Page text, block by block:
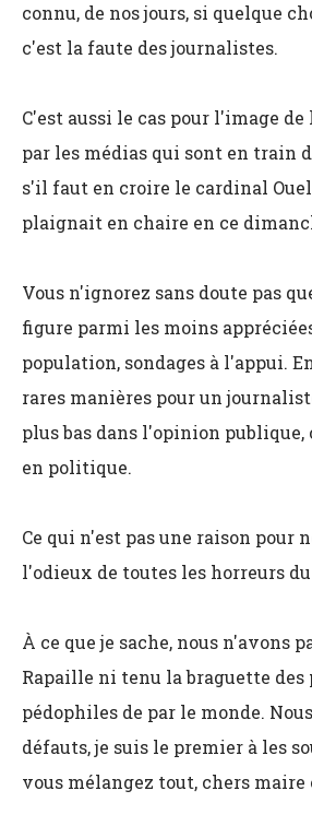
connu, de nos jours, si quelque
c'est la faute des journalistes.
C'est aussi le cas pour l'image
par les médias qui sont en train
s'il faut en croire le cardinal
plaignait en chaire en ce
Vous n'ignorez sans doute pas
figure parmi les moins
population, sondages à l'appui.
rares manières pour un
plus bas dans l'opinion publique,
en politique.
Ce qui n'est pas une raison pour
l'odieux de toutes les horreurs
À ce que je sache, nous n'avons
Rapaille ni tenu la braguette des
pédophiles de par le monde.
défauts, je suis le premier à les
vous mélangez tout, chers maire